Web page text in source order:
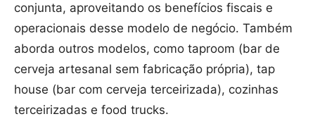
conjunta, aproveitando os benefícios fiscais e
operacionais desse modelo de negócio. Também
aborda outros modelos, como taproom (bar de
cerveja artesanal sem fabricação própria), tap
house (bar com cerveja terceirizada), cozinhas
terceirizadas e food trucks.